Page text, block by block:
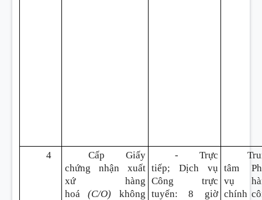
4
Cấp Giấy
chứng nhận xuất
xứ hàng
hoá(C/O) không
- Trực
tiếp; Dịch vụ
Công trực
tuyến: 8 giờ
tâm
vụ
chính